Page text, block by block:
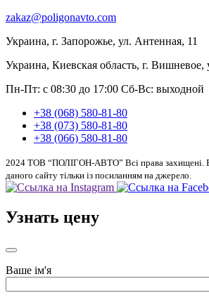
zakaz@poligonavto.com
Украина, г. Запорожье, ул. Антенная, 11
Украина, Киевская область, г. Вишневое,
Пн-Пт: с 08:30 до 17:00 Сб-Вс: выходной
+38 (068) 580-81-80
+38 (073) 580-81-80
+38 (066) 580-81-80
2024 ТОВ “ПОЛІГОН-АВТО” Всі права захищені.
даного сайту тільки із посиланням на джерело.
Узнать цену
Ваше ім'я